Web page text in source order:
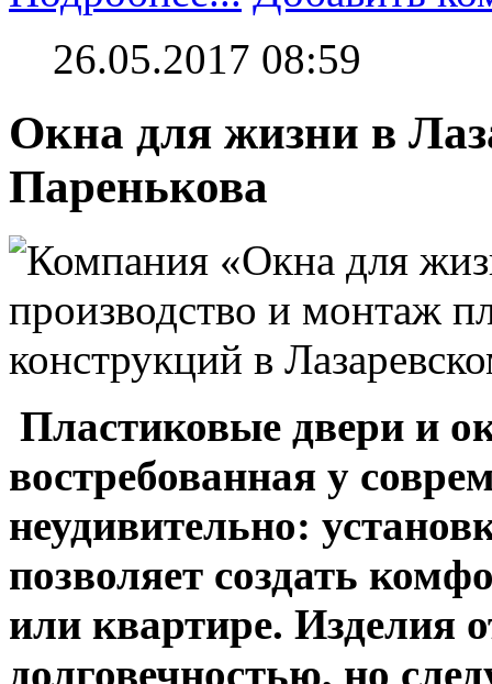
26.05.2017 08:59
Окна для жизни в
Паренькова
Пластиковые двери и
востребованная у
неудивительно:
позволяет создать
или квартире. Изделия
долговечностью, но